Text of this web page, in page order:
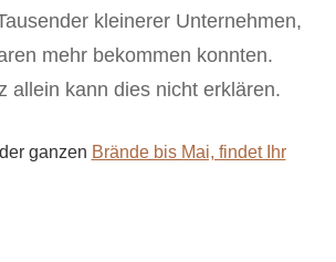
kleinerer Unternehmen,
mehr bekommen konnten.
allein kann dies nicht erklären.
ganzen Brände bis Mai, findet Ihr